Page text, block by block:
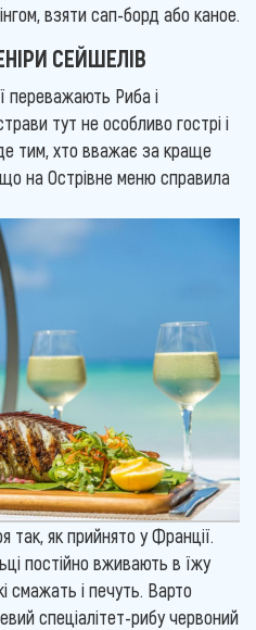
взяти сап-борд або каное.
СЕЙШЕЛІВ
переважають Риба і
тут не особливо гострі і
тим, хто вважає за краще
на Острівне меню справила
так, як прийнято у Франції.
постійно вживають в їжу
смажать і печуть. Варто
спеціалітет-рибу червоний